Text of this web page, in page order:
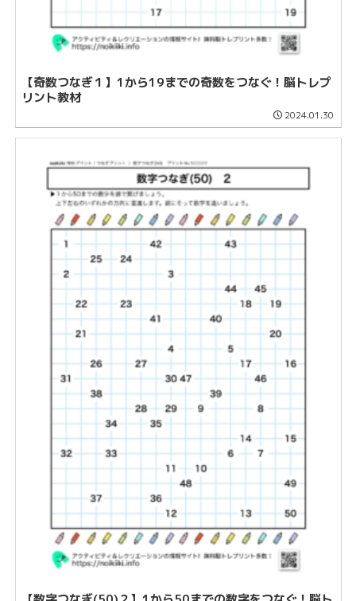
【奇数つなぎ１】1から19までの奇数をつなぐ！脳トレプ
リント教材
2024.01.30